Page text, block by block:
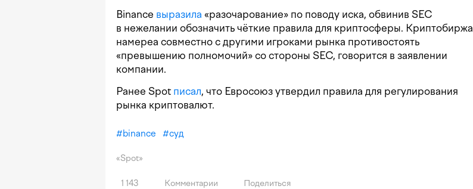
Binance выразила «разочарование» по поводу иска, обвинив SEC
в нежелании обозначить чёткие правила для криптосферы. Криптобиржа
намереа совместно с другими игроками рынка противостоять
«превышению полномочий» со стороны SEC, говорится в заявлении
компании.
Ранее Spot писал, что Евросоюз утвердил правила для регулирования
рынка криптовалют.
#binance #суд
«Spot»
1 143 Комментарии Поделиться